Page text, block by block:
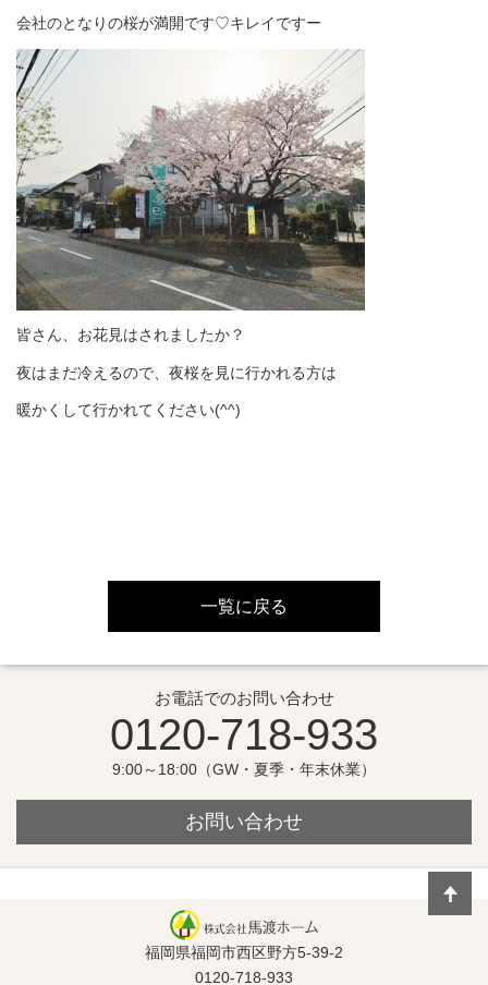
会社のとなりの桜が満開です♡キレイですー
皆さん、お花見はされましたか？
夜はまだ冷えるので、夜桜を見に行かれる方は
暖かくして行かれてください(^^)
一覧に戻る
お電話でのお問い合わせ
0120-718-933
9:00～18:00（GW・夏季・年末休業）
お問い合わせ
福岡県福岡市西区野方5-39-2
0120-718-933